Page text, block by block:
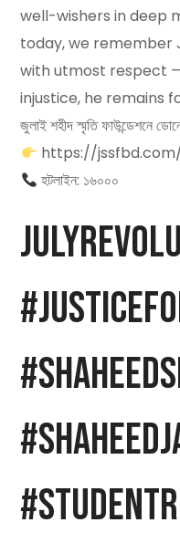
well-wishers in deep
today, we remember
with utmost respect
injustice, he remains
জুলাই শহীদ স্মৃতি ফাউন্ডেশনে
https://
হটলাইন: ১৬০০০